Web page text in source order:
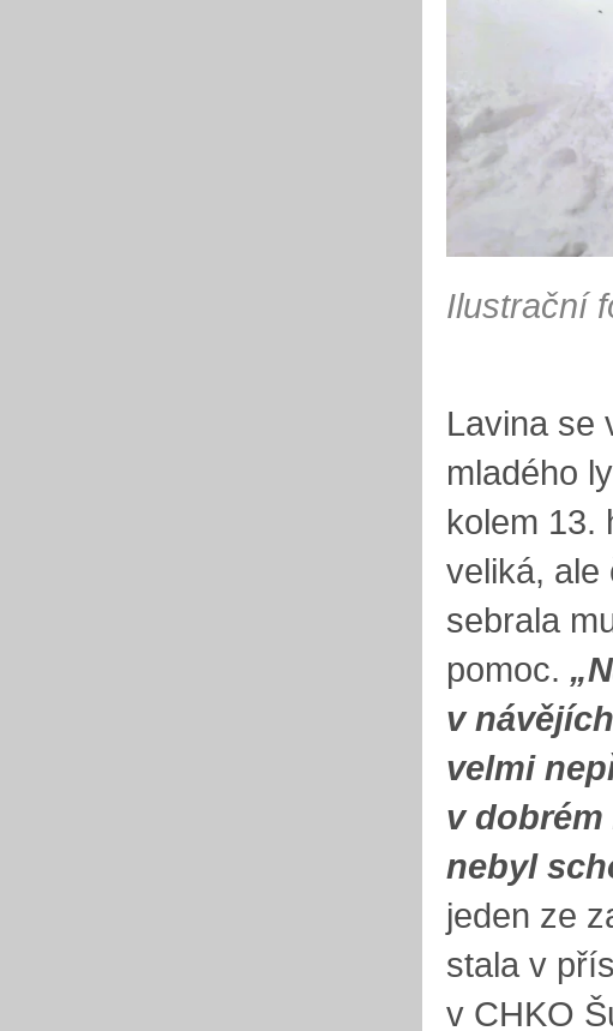
Ilustrační
Lavina se
mladého
kolem 13.
veliká, ale
sebrala
pomoc.
v
velmi
v
nebyl
jeden ze
stala v
v CHKO